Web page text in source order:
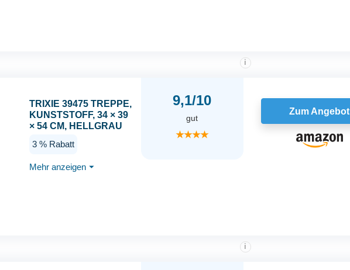
TRIXIE 39475 TREPPE,
KUNSTSTOFF, 34 × 39
× 54 CM, HELLGRAU
3 % Rabatt
Mehr anzeigen ⏷
9,1/10
i
gut
★★★★
Zum Angebot
i